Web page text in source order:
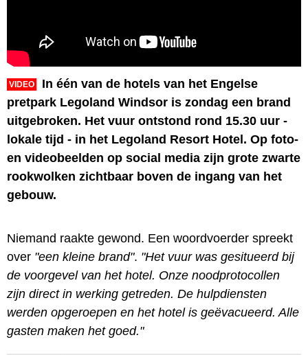
VIDEO
In één van de hotels van het Engelse
pretpark Legoland Windsor is zondag een brand
uitgebroken. Het vuur ontstond rond 15.30 uur -
lokale tijd - in het Legoland Resort Hotel. Op foto-
en videobeelden op social media zijn grote zwarte
rookwolken zichtbaar boven de ingang van het
gebouw.
Niemand raakte gewond. Een woordvoerder spreekt
over "een kleine brand". "Het vuur was gesitueerd bij
de voorgevel van het hotel. Onze noodprotocollen
zijn direct in werking getreden. De hulpdiensten
werden opgeroepen en het hotel is geëvacueerd. Alle
gasten maken het goed."